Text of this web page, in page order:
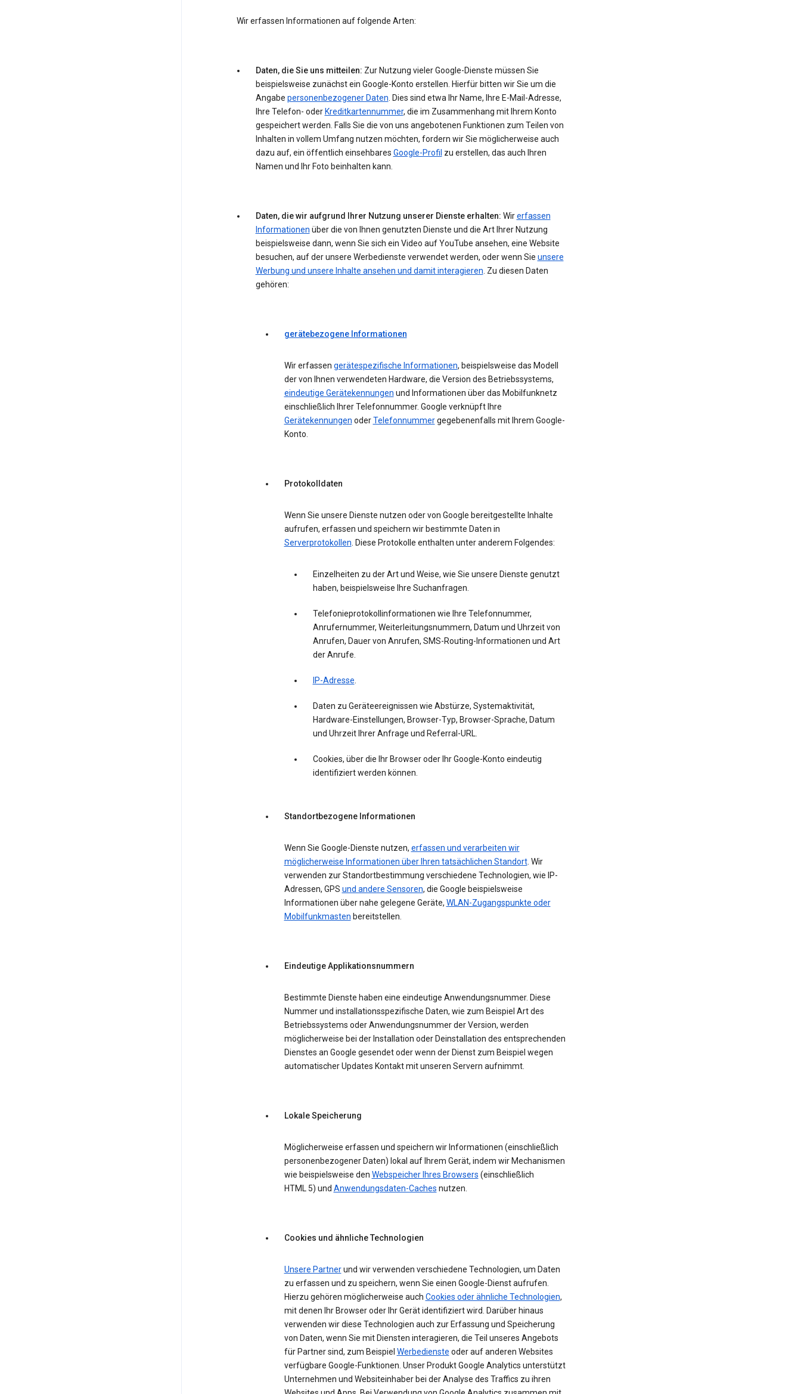
Wir erfassen Informationen auf folgende Arten:
Daten, die Sie uns mitteilen: Zur Nutzung vieler Google-Dienste müssen Sie
beispielsweise zunächst ein Google-Konto erstellen. Hierfür bitten wir Sie um die
Angabe personenbezogener Daten. Dies sind etwa Ihr Name, Ihre E-Mail-Adresse,
Ihre Telefon- oder Kreditkartennummer, die im Zusammenhang mit Ihrem Konto
gespeichert werden. Falls Sie die von uns angebotenen Funktionen zum Teilen von
Inhalten in vollem Umfang nutzen möchten, fordern wir Sie möglicherweise auch
dazu auf, ein öffentlich einsehbares Google-Profil zu erstellen, das auch Ihren
Namen und Ihr Foto beinhalten kann.
Daten, die wir aufgrund Ihrer Nutzung unserer Dienste erhalten: Wirerfassen
Informationen über die von Ihnen genutzten Dienste und die Art Ihrer Nutzung
beispielsweise dann, wenn Sie sich ein Video auf YouTube ansehen, eine Website
besuchen, auf der unsere Werbedienste verwendet werden, oder wenn Sie unsere
Werbung und unsere Inhalte ansehen und damit interagieren. Zu diesen Daten
gehören:
gerätebezogene Informationen
Wir erfassen gerätespezifische Informationen, beispielsweise das Modell
der von Ihnen verwendeten Hardware, die Version des Betriebssystems,
eindeutige Gerätekennungen und Informationen über das Mobilfunknetz
einschließlich Ihrer Telefonnummer. Google verknüpft Ihre
Gerätekennungen oderTelefonnummergegebenenfalls mit Ihrem Google-
Konto.
Protokolldaten
Wenn Sie unsere Dienste nutzen oder von Google bereitgestellte Inhalte
aufrufen, erfassen und speichern wir bestimmte Daten in
Serverprotokollen. Diese Protokolle enthalten unter anderem Folgendes:
Einzelheiten zu der Art und Weise, wie Sie unsere Dienste genutzt
haben, beispielsweise Ihre Suchanfragen.
Telefonieprotokollinformationen wie Ihre Telefonnummer,
Anrufernummer, Weiterleitungsnummern, Datum und Uhrzeit von
Anrufen, Dauer von Anrufen, SMS-Routing-Informationen und Art
der Anrufe.
IP-Adresse.
Daten zu Geräteereignissen wie Abstürze, Systemaktivität,
Hardware-Einstellungen, Browser-Typ, Browser-Sprache, Datum
und Uhrzeit Ihrer Anfrage und Referral-URL.
Cookies, über die Ihr Browser oder Ihr Google-Konto eindeutig
identifiziert werden können.
Standortbezogene Informationen
Wenn Sie Google-Dienste nutzen, erfassen und verarbeiten wir
möglicherweise Informationen über Ihren tatsächlichen Standort. Wir
verwenden zur Standortbestimmung verschiedene Technologien, wie IP-
Adressen, GPS und andere Sensoren, die Google beispielsweise
Informationen über nahe gelegene Geräte, WLAN-Zugangspunkte oder
Mobilfunkmasten bereitstellen.
Eindeutige Applikationsnummern
Bestimmte Dienste haben eine eindeutige Anwendungsnummer. Diese
Nummer und installationsspezifische Daten, wie zum Beispiel Art des
Betriebssystems oder Anwendungsnummer der Version, werden
möglicherweise bei der Installation oder Deinstallation des entsprechenden
Dienstes an Google gesendet oder wenn der Dienst zum Beispiel wegen
automatischer Updates Kontakt mit unseren Servern aufnimmt.
Lokale Speicherung
Möglicherweise erfassen und speichern wir Informationen (einschließlich
personenbezogener Daten) lokal auf Ihrem Gerät, indem wir Mechanismen
wie beispielsweise den Webspeicher Ihres Browsers (einschließlich
HTML 5) und Anwendungsdaten-Caches nutzen.
Cookies und ähnliche Technologien
Unsere Partnerund wir verwenden verschiedene Technologien, um Daten
zu erfassen und zu speichern, wenn Sie einen Google-Dienst aufrufen.
Hierzu gehören möglicherweise auch Cookies oder ähnliche Technologien,
mit denen Ihr Browser oder Ihr Gerät identifiziert wird. Darüber hinaus
verwenden wir diese Technologien auch zur Erfassung und Speicherung
von Daten, wenn Sie mit Diensten interagieren, die Teil unseres Angebots
für Partner sind, zum Beispiel Werbedienste oder auf anderen Websites
verfügbare Google-Funktionen. Unser Produkt Google Analytics unterstützt
Unternehmen und Websiteinhaber bei der Analyse des Traffics zu ihren